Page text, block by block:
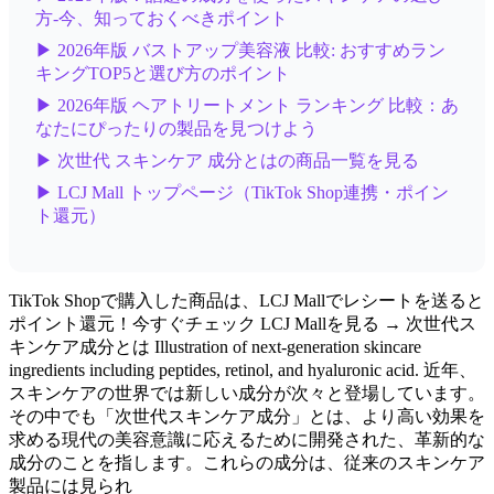
方-今、知っておくべきポイント
▶ 2026年版 バストアップ美容液 比較: おすすめラン
キングTOP5と選び方のポイント
▶ 2026年版 ヘアトリートメント ランキング 比較：あ
なたにぴったりの製品を見つけよう
▶ 次世代 スキンケア 成分とはの商品一覧を見る
▶ LCJ Mall トップページ（TikTok Shop連携・ポイン
ト還元）
TikTok Shopで購入した商品は、LCJ Mallでレシートを送ると
ポイント還元！今すぐチェック LCJ Mallを見る → 次世代ス
キンケア成分とは Illustration of next-generation skincare
ingredients including peptides, retinol, and hyaluronic acid. 近年、
スキンケアの世界では新しい成分が次々と登場しています。
その中でも「次世代スキンケア成分」とは、より高い効果を
求める現代の美容意識に応えるために開発された、革新的な
成分のことを指します。これらの成分は、従来のスキンケア
製品には見られ